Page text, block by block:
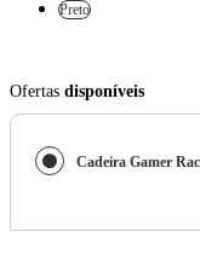
Preto
Ofertas disponíveis